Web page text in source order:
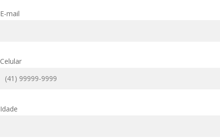
E-mail
Celular
Idade